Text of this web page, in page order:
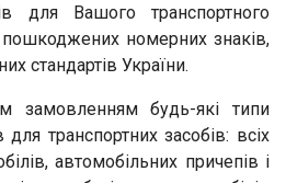
для Вашого транспортного
пошкоджених номерних знаків,
стандартів України.
замовленням будь-які типи
транспортних засобів: всіх
автомобільних причепів і